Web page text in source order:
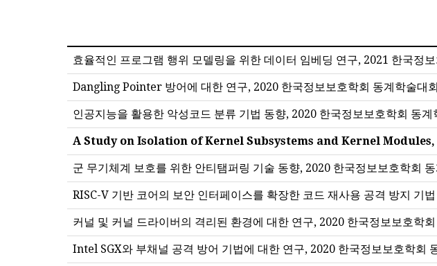
효율적인 프로그램 행위 모델링을 위한 데이터 임베딩 연구, 2021 한국정
Dangling Pointer 방어에 대한 연구, 2020 한국정보보호학회 동계학술대
인공지능을 활용한 악성코드 분류 기법 동향, 2020 한국정보보호학회 동
A Study on Isolation of Kernel Subsystems and Kernel Modules,
군 무기체계 보호를 위한 안티탬퍼링 기술 동향, 2020 한국정보보호학회
RISC-V 기반 코어의 보안 인터페이스를 확장한 코드 재사용 공격 방지 기
커널 및 커널 드라이버의 격리된 환경에 대한 연구, 2020 한국정보보호학
Intel SGX와 부채널 공격 방어 기법에 대한 연구, 2020 한국정보보호학회